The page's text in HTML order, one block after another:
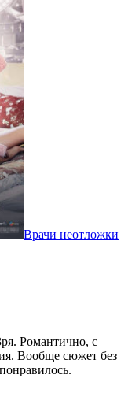
Врачи неотложки
Романтично, с
Вообще сюжет без